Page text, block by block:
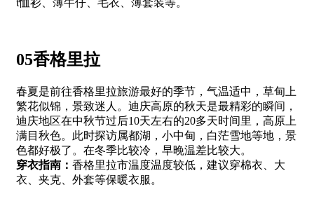
t恤衫、薄牛仔、毛衣、薄套装等。
05香格里拉
春夏是前往香格里拉旅游最好的季节，气温适中，草甸上
繁花似锦，景致迷人。迪庆高原的秋天是最精彩的瞬间，
迪庆地区在中秋节过后10天左右的20多天时间里，高原上
满目秋色。此时探访属都湖，小中甸，白茫雪地等地，景
色都好极了。在冬季比较冷，早晚温差比较大。
穿衣指南： 香格里拉市温度温度较低，建议穿棉衣、大
衣、夹克、外套等保暖衣服。